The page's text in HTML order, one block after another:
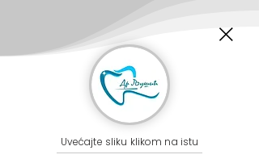
Uvećajte sliku klikom na istu